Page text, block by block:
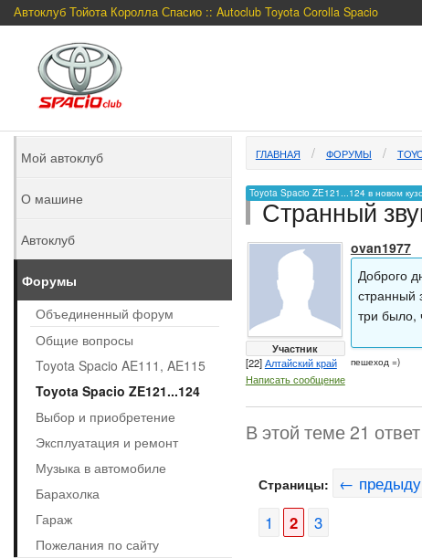
Автоклуб Тойота Королла Спасио :: Autoclub Toyota Corolla Spacio
ГЛАВНАЯ ФОРУМЫ
Toyota Spacio ZE121...124 в новом
Странный
Участник
[22]Алтайский край
Написать сообщение
ovan1977
Доброго
странный
три было,
пешеход =)
В этой теме 21 ответ
Страницы: ←
1
2 3
Мой автоклуб
О машине
Автоклуб
Форумы
Объединенный форум
Общие вопросы
Toyota Spacio AE111, AE115
Toyota Spacio ZE121...124
Выбор и приобретение
Эксплуатация и ремонт
Музыка в автомобиле
Барахолка
Гараж
Пожелания по сайту